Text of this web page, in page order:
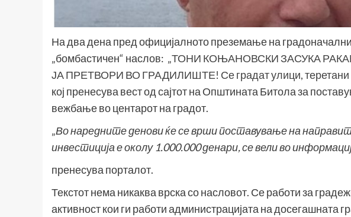
На два дена пред официјалното преземање на
„бомбастичен“ наслов: „ТОНИ КОЊАНОВСКИ ЗАСУКА
ЈА ПРЕТВОРИ ВО ГРАДИЛИШТЕ! Се градат улици, теретани
кој пренесува вест од сајтот на Општината Битола за
вежбање во центарот на градот.
„Во наредните денови ќе се врши поставување на
инвестиција е околу 1.000.000 денари, се вели во
пренесува порталот.
Текстот нема никаква врска со насловот. Се работи за
активност кои ги работи администрацијата на досегашната